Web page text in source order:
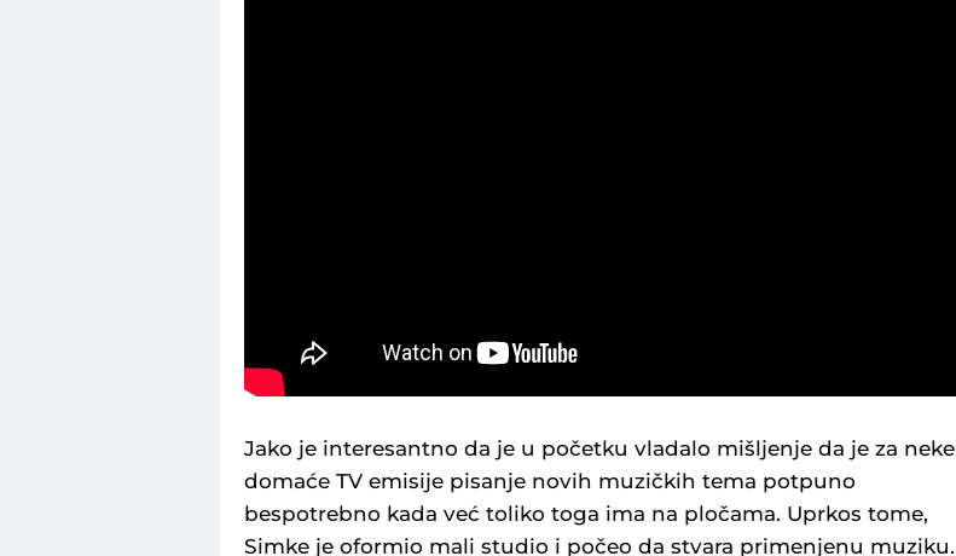
Jako je interesantno da je u početku vladalo mišljenje da je za neke
domaće TV emisije pisanje novih muzičkih tema potpuno
bespotrebno kada već toliko toga ima na pločama. Uprkos tome,
Simke je oformio mali studio i počeo da stvara primenjenu muziku.